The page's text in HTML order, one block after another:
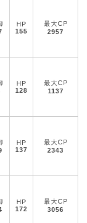
HP
155
最大CP
2957
HP
128
最大CP
1137
HP
137
最大CP
2343
HP
172
最大CP
3056